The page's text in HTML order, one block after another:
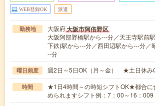
WEB登録OK 派遣
勤務地 大阪府大阪市阿倍野区
大阪阿部野橋駅から---分／天王寺駅前
下鉄)駅から---分／西田辺駅から---分／
--分
曜日頻度 週2日～5日OK（月～金） ★土日休み
時間
★1日4時間～の時短シフトOK★都合に
められますシフト例：7：00～16：